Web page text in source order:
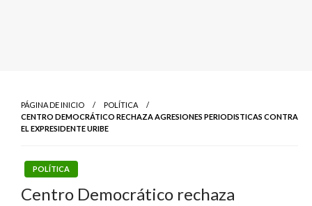
PÁGINA DE INICIO
POLÍTICA
CENTRO DEMOCRÁTICO RECHAZA AGRESIONES PERIODISTICAS CONTRA
EL EXPRESIDENTE URIBE
POLÍTICA
Centro Democrático rechaza